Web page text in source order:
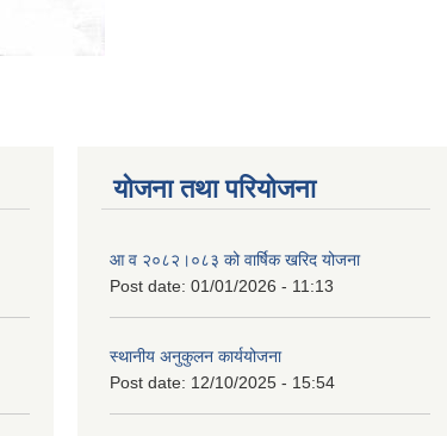
योजना तथा परियोजना
आ व २०८२।०८३ को वार्षिक खरिद योजना
Post date: 01/01/2026 - 11:13
स्थानीय अनुकुलन कार्ययोजना
Post date: 12/10/2025 - 15:54